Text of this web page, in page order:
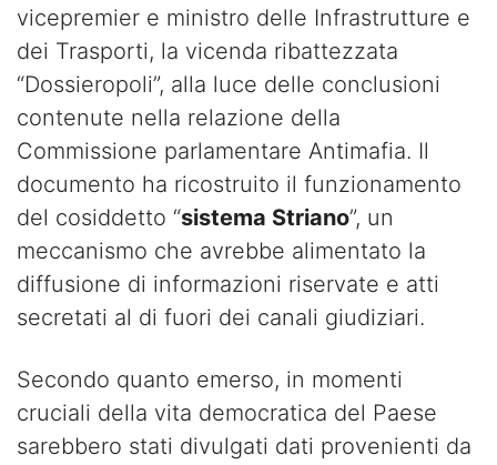
vicepremier e ministro delle Infrastrutture e
dei Trasporti, la vicenda ribattezzata
“Dossieropoli”, alla luce delle conclusioni
contenute nella relazione della
Commissione parlamentare Antimafia. Il
documento ha ricostruito il funzionamento
del cosiddetto “sistema Striano”, un
meccanismo che avrebbe alimentato la
diffusione di informazioni riservate e atti
secretati al di fuori dei canali giudiziari.
Secondo quanto emerso, in momenti
cruciali della vita democratica del Paese
sarebbero stati divulgati dati provenienti da